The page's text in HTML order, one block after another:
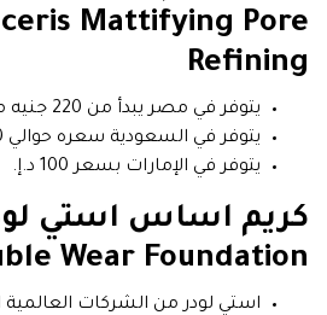
Mattifying Pore
Refining
يتوفر في مصر يبدأ من 220 جنيه مصري.
يتوفر في السعودية سعره حوالي 150 ريال سعودي.
يتوفر في الإمارات بسعر 100 د.إ.
Wear Foundation
استي لودر من الشركات